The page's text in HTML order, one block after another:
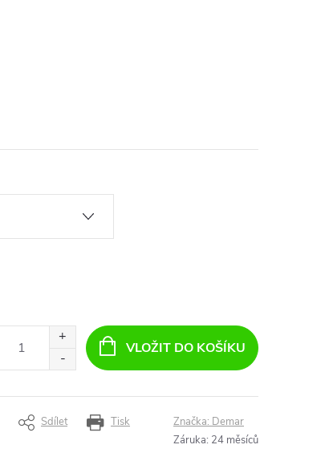
VLOŽIT DO KOŠÍKU
Tisk
Sdílet Značka: Demar
Záruka: 24 měsíců